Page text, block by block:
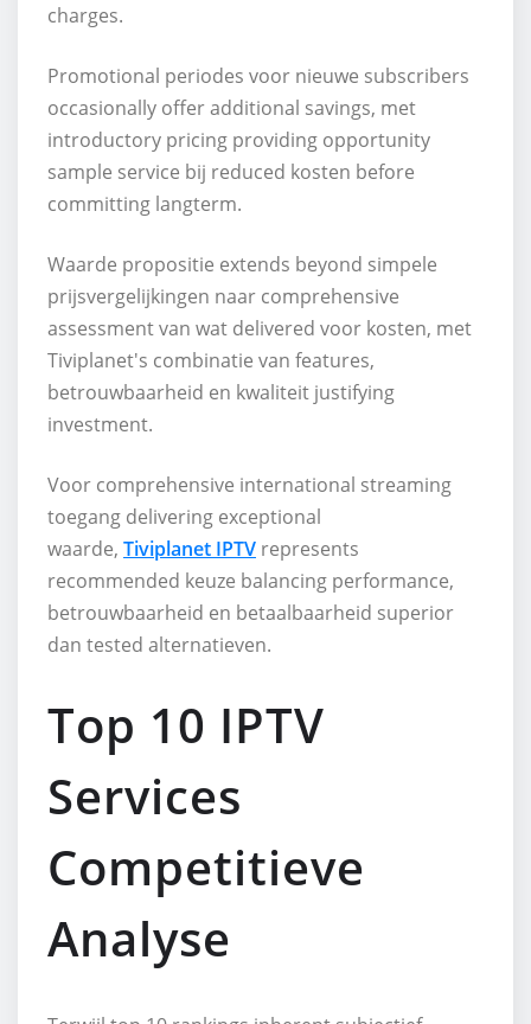
charges.
Promotional periodes voor nieuwe subscribers
occasionally offer additional savings, met
introductory pricing providing opportunity
sample service bij reduced kosten before
committing langterm.
Waarde propositie extends beyond simpele
prijsvergelijkingen naar comprehensive
assessment van wat delivered voor kosten, met
Tiviplanet's combinatie van features,
betrouwbaarheid en kwaliteit justifying
investment.
Voor comprehensive international streaming
toegang delivering exceptional
waarde, Tiviplanet IPTV represents
recommended keuze balancing performance,
betrouwbaarheid en betaalbaarheid superior
dan tested alternatieven.
Top 10 IPTV
Services
Competitieve
Analyse